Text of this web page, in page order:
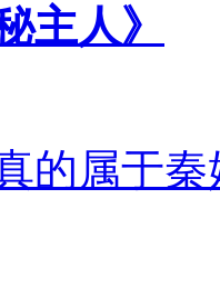
主人》
的属于秦